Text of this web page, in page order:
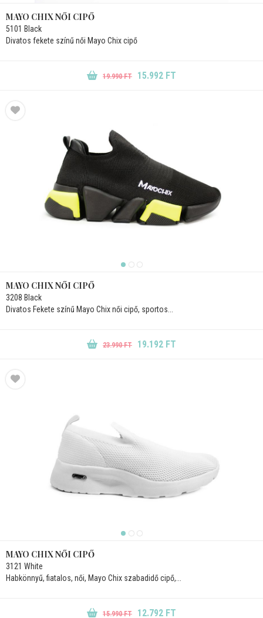
MAYO CHIX NŐI CIPŐ
5101 Black
Divatos fekete színű női Mayo Chix cipő
19.990 FT 15.992 FT
MAYO CHIX NŐI CIPŐ
3208 Black
Divatos Fekete színű Mayo Chix női cipő, sportos...
23.990 FT 19.192 FT
MAYO CHIX NŐI CIPŐ
3121 White
Habkönnyű, fiatalos, női, Mayo Chix szabadidő cipő,...
15.990 FT 12.792 FT